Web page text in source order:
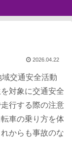
2026.04.22
交通安全活動
対象に交通安全
行する際の注意
車の乗り方を体
からも事故のな